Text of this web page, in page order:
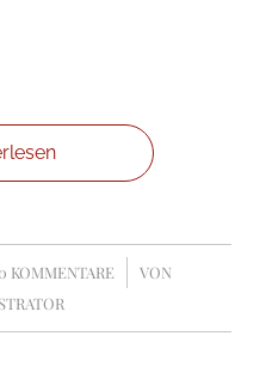
KOMMENTARE
/
VON